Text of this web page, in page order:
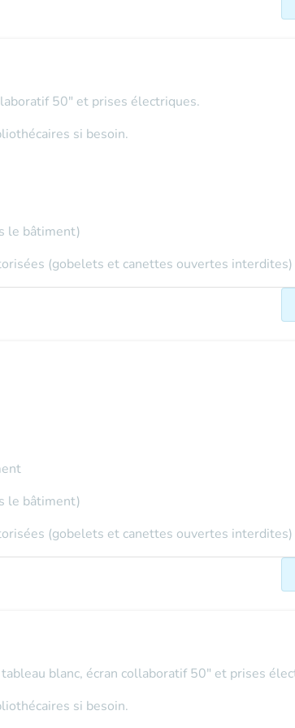
50" et prises électriques.
si besoin.
le bâtiment)
(gobelets et canettes ouvertes interdites)
le bâtiment)
(gobelets et canettes ouvertes interdites)
blanc, écran collaboratif 50" et prises
si besoin.